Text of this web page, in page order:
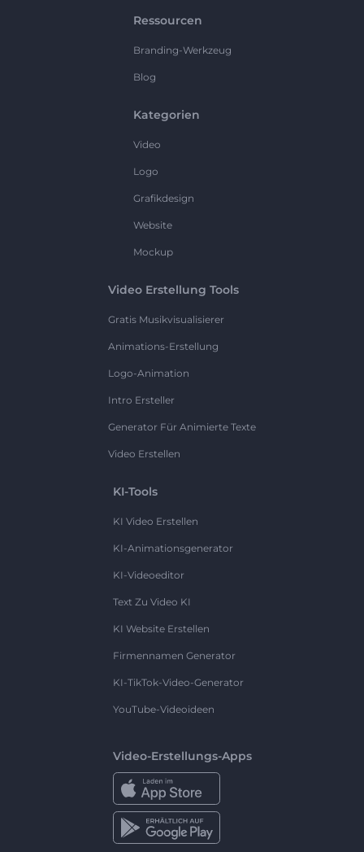
Ressourcen
Branding-Werkzeug
Blog
Kategorien
Video
Logo
Grafikdesign
Website
Mockup
Video Erstellung Tools
Gratis Musikvisualisierer
Animations-Erstellung
Logo-Animation
Intro Ersteller
Generator Für Animierte Texte
Video Erstellen
KI-Tools
KI Video Erstellen
KI-Animationsgenerator
KI-Videoeditor
Text Zu Video KI
KI Website Erstellen
Firmennamen Generator
KI-TikTok-Video-Generator
YouTube-Videoideen
Video-Erstellungs-Apps